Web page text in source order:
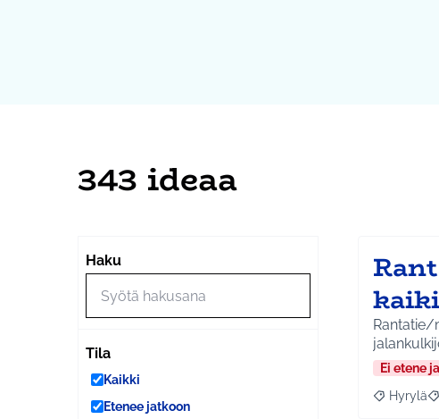
343 ideaa
Haku
Tila
Kaikki
Etenee jatkoon
Rantatie/
Ei etene
Rajaa
Hyrylä